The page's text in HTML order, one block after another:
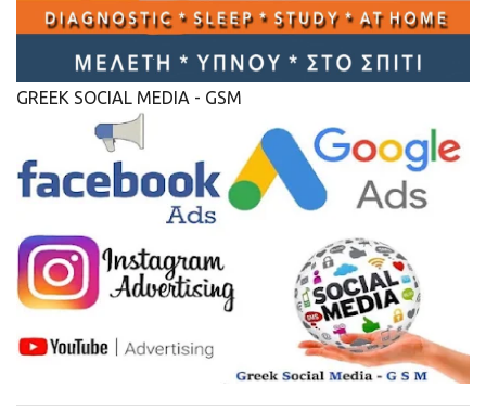
GREEK SOCIAL MEDIA - GSM